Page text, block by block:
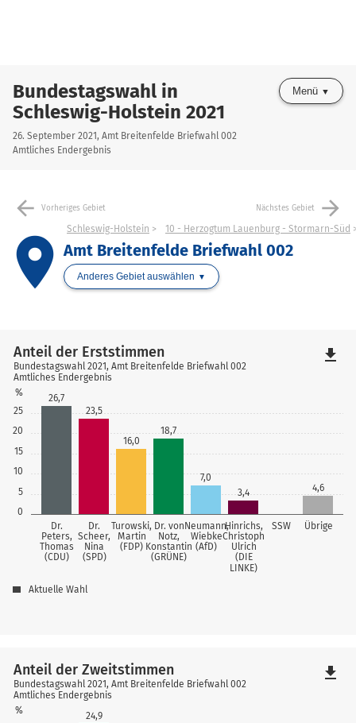
Bundestagswahl in
Schleswig-Holstein 2021
26. September 2021, Amt Breitenfelde Briefwahl 002
Amtliches Endergebnis
Menü
arrow_back Vorheriges Gebiet Nächstes Gebiet arrow_forward
place
Schleswig-Holstein 10 - Herzogtum Lauenburg - Stormarn-Süd
Amt Breitenfelde Briefwahl 002
Anderes Gebiet auswählen
0
5
10
15
20
25
%
Dr.
Peters,
Thomas
(CDU)
Dr.
Scheer,
Nina
(SPD)
Turowski,
Martin
(FDP)
Dr. von
Notz,
Konstantin
(GRÜNE)
Neumann,
Wiebke
(AfD)
Hinrichs,
Christoph
Ulrich
(DIE
LINKE)
SSW Übrige
26,7
23,5
16,0
18,7
7,0
3,4
4,6
Anteil der Erststimmen
Bundestagswahl 2021, Amt Breitenfelde Briefwahl 002
Amtliches Endergebnis
Aktuelle Wahl
file_download
%
24,9
Anteil der Zweitstimmen
Bundestagswahl 2021, Amt Breitenfelde Briefwahl 002
Amtliches Endergebnis
file_download